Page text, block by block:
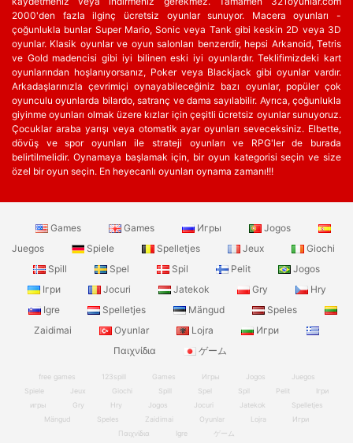
2000'den fazla ilginç ücretsiz oyunlar sunuyor. Macera oyunları -
çoğunlukla bunlar Super Mario, Sonic veya Tank gibi keskin 2D veya 3D
oyunlar. Klasik oyunlar ve oyun salonları benzerdir, hepsi Arkanoid, Tetris
ve Gold madencisi gibi iyi bilinen eski iyi oyunlardır. Teklifimizdeki kart
oyunlarından hoşlanıyorsanız, Poker veya Blackjack gibi oyunlar vardır.
Arkadaşlarınızla çevrimiçi oynayabileceğiniz bazı oyunlar, popüler çok
oyunculu oyunlarda bilardo, satranç ve dama sayılabilir. Ayrıca, çoğunlukla
giyinme oyunları olmak üzere kızlar için çeşitli ücretsiz oyunlar sunuyoruz.
Çocuklar araba yarışı veya otomatik ayar oyunları seveceksiniz. Elbette,
dövüş ve spor oyunları ile strateji oyunları ve RPG'ler de burada
belirtilmelidir. Oynamaya başlamak için, bir oyun kategorisi seçin ve size
özel bir oyun seçin. En heyecanlı oyunları oynama zamanı!!!
Games Games Игры
Jogos
Juegos
Spiele Spelletjes Jeux
Giochi
Spill
Spel Spil Pelit
Jogos
Ігри
Jocuri Jatekok Gry
Hry
Igre
Spelletjes Mängud
Speles
Zaidimai
Oyunlar Lojra
Игри
Παιχνίδια
ゲーム
free games 123spill Games Игры Jogos
Juegos
Spiele
Jeux Giochi Spill Spel Spil Pelit
Ігри
игры
Gry Hry Jogos Jocuri Jatekok
Spelletjes
Mängud
Speles Zaidimai Oyunlar Lojra
Игри
Παιχνίδια
Igre ゲーム